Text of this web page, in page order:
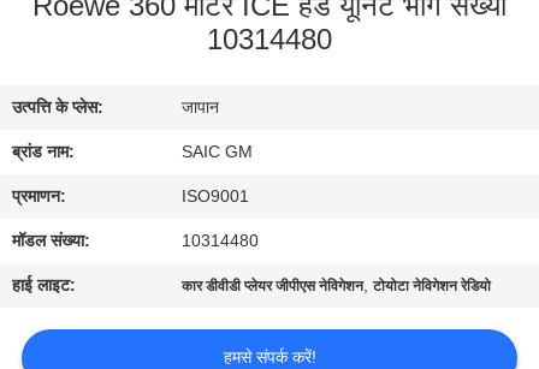
भ्रमण
गुणवत्ता
नियंत्रण
संपर्क
करें
10314480
उत्पत्ति के प्लेस: जापान
ब्रांड नाम: SAIC GM
प्रमाणन: ISO9001
मॉडल संख्या: 10314480
हाई लाइट: कार डीवीडी प्लेयर जीपीएस नेविगेशन,टोयोटा नेविगेशन रेडियो
हमसे संपर्क करें!